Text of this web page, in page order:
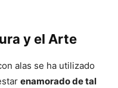
y el Arte
alas se ha utilizado
enamorado de tal